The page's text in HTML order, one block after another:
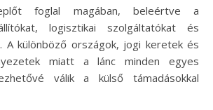
foglal magában, beleértve a
logisztikai szolgáltatókat és
A különböző országok, jogi keretek és
miatt a lánc minden egyes
válik a külső támadásokkal